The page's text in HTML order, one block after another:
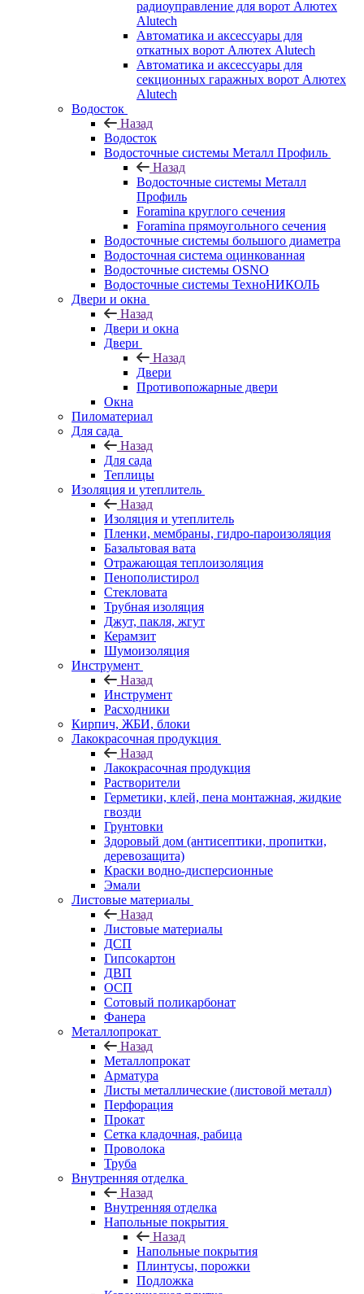
радиоуправление для ворот Алютех
Alutech
Автоматика и аксессуары для
откатных ворот Алютех Alutech
Автоматика и аксессуары для
секционных гаражных ворот Алютех
Alutech
Водосток
Назад
Водосток
Водосточные системы Металл Профиль
Назад
Водосточные системы Металл
Профиль
Foramina круглого сечения
Foramina прямоугольного сечения
Водосточные системы большого диаметра
Водосточная система оцинкованная
Водосточные системы OSNO
Водосточные системы ТехноНИКОЛЬ
Двери и окна
Назад
Двери и окна
Двери
Назад
Двери
Противопожарные двери
Окна
Пиломатериал
Для сада
Назад
Для сада
Теплицы
Изоляция и утеплитель
Назад
Изоляция и утеплитель
Пленки, мембраны, гидро-пароизоляция
Базальтовая вата
Отражающая теплоизоляция
Пенополистирол
Стекловата
Трубная изоляция
Джут, пакля, жгут
Керамзит
Шумоизоляция
Инструмент
Назад
Инструмент
Расходники
Кирпич, ЖБИ, блоки
Лакокрасочная продукция
Назад
Лакокрасочная продукция
Растворители
Герметики, клей, пена монтажная, жидкие
гвозди
Грунтовки
Здоровый дом (антисептики, пропитки,
деревозащита)
Краски водно-дисперсионные
Эмали
Листовые материалы
Назад
Листовые материалы
ДСП
Гипсокартон
ДВП
ОСП
Сотовый поликарбонат
Фанера
Металлопрокат
Назад
Металлопрокат
Арматура
Листы металлические (листовой металл)
Перфорация
Прокат
Сетка кладочная, рабица
Проволока
Труба
Внутренняя отделка
Назад
Внутренняя отделка
Напольные покрытия
Назад
Напольные покрытия
Плинтусы, порожки
Подложка